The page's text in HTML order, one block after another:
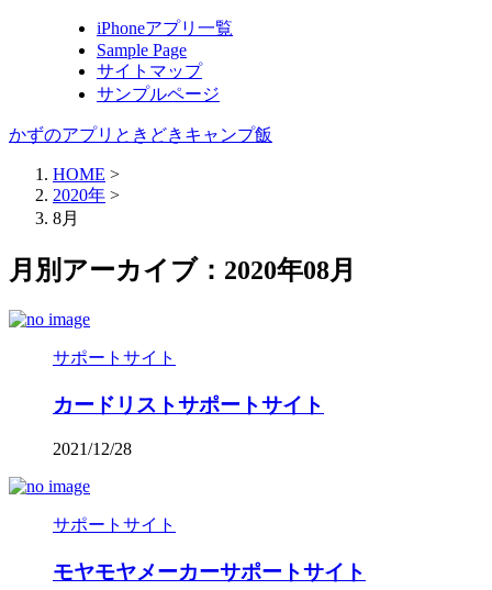
iPhoneアプリ一覧
Sample Page
サイトマップ
サンプルページ
かずのアプリときどきキャンプ飯
HOME >
2020年 >
8月
月別アーカイブ：2020年08月
サポートサイト
カードリストサポートサイト
2021/12/28
サポートサイト
モヤモヤメーカーサポートサイト